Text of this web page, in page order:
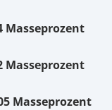
Masseprozent
Masseprozent
Masseprozent